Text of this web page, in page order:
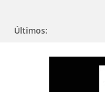
Últimos: